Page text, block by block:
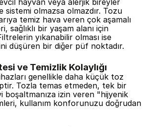
hayvan veya alerjik bireyler
sistemi olmazsa olmazdır. Tozu
temiz hava veren çok aşamalı
sağlıklı bir yaşam alanı için
yıkanabilir olması ise
düşüren bir diğer püf noktadır.
ve Temizlik Kolaylığı
genellikle daha küçük toz
Tozla temas etmeden, tek bir
boşaltmanıza izin veren "hijyenik
kullanım konforunuzu doğrudan